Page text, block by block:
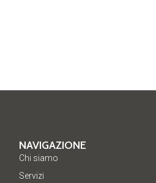
NAVIGAZIONE
Chi siamo
Servizi